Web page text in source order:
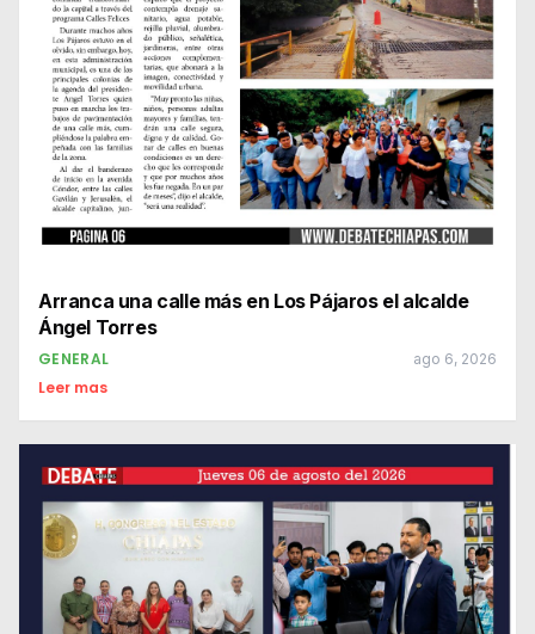
Arranca una calle más en Los Pájaros el alcalde
Ángel Torres
GENERAL ago 6, 2026
Leer mas